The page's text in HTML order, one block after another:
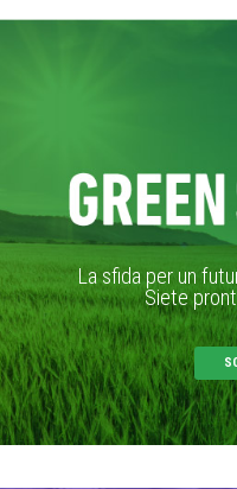
La sfida per un
Siete